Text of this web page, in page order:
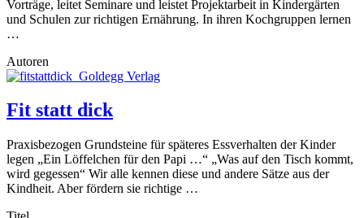
Vorträge, leitet Seminare und leistet Projektarbeit in Kindergärten
und Schulen zur richtigen Ernährung. In ihren Kochgruppen lernen
…
Autoren
Fit statt dick
Praxisbezogen Grundsteine für späteres Essverhalten der Kinder
legen „Ein Löffelchen für den Papi …“ „Was auf den Tisch kommt,
wird gegessen“ Wir alle kennen diese und andere Sätze aus der
Kindheit. Aber fördern sie richtige …